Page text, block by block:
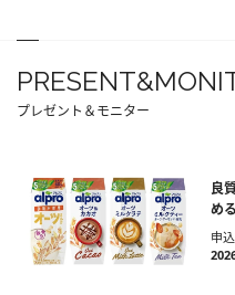
プレゼント＆モニター
良
め
申